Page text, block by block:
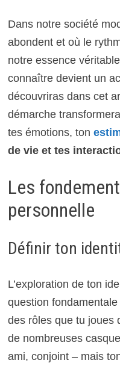
Dans notre société
abondent et où le
notre essence
connaître devient un
découvriras dans cet
démarche
tes émotions, ton
de vie et tes
Les
personnelle
Définir ton
L’exploration de ton
question
des rôles que tu joues
de nombreuses
ami, conjoint – mais